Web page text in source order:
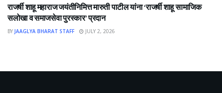
राजर्षी शाहू महाराज जयंतीनिमित्त मारुती पाटील यांना ‘राजर्षी शाहू सामाजिक
सलोखा व समाजसेवा पुरस्कार’ प्रदान
BY JAAGLYA BHARAT STAFF JULY 2, 2026